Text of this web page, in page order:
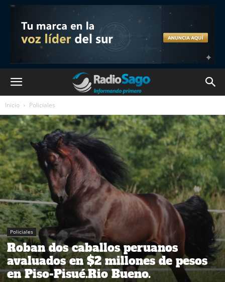
Inicio Policiales
Policiales
Roban dos caballos peruanos
avaluados en $2 millones de pesos
en Piso-Pisué.Rio Bueno.